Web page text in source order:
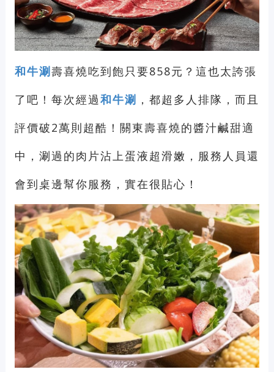
和牛涮 壽喜燒吃到飽只要858元？這也太誇張
了吧！每次經過和牛涮 ，都超多人排隊，而且
評價破2萬則超酷！關東壽喜燒的醬汁鹹甜適
中，涮過的肉片沾上蛋液超滑嫩，服務人員還
會到桌邊幫你服務，實在很貼心！